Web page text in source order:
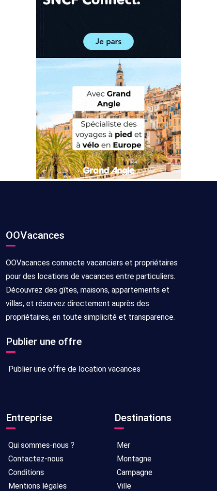
OOVacances
OOVacances connecte vacanciers et propriétaires
pour des locations de vacances entre particuliers.
Découvrez des gîtes, maisons, appartements et
villas, et réservez directement auprès des
propriétaires, en toute simplicité et transparence.
Publier une offre
Publier une offre de location vacances
Entreprise
Qui sommes-nous ?
Contactez-nous
Conditions
Mentions légales
Destinations
Mer
Montagne
Campagne
Ville